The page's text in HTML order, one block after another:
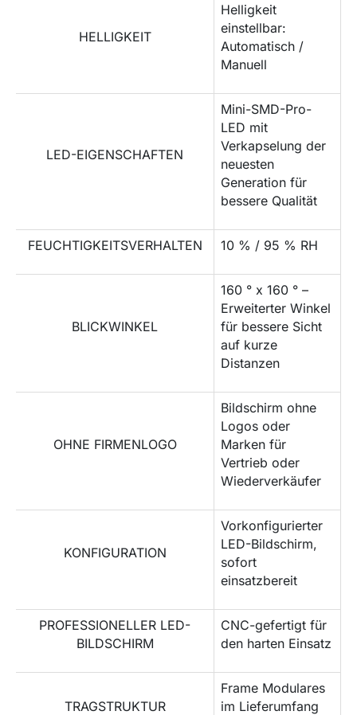
HELLIGKEIT
Helligkeit
einstellbar:
Automatisch /
Manuell
LED-EIGENSCHAFTEN
Mini-SMD-Pro-
LED mit
Verkapselung der
neuesten
Generation für
bessere Qualität
FEUCHTIGKEITSVERHALTEN 10 % / 95 % RH
BLICKWINKEL
160 ° x 160 ° –
Erweiterter Winkel
für bessere Sicht
auf kurze
Distanzen
OHNE FIRMENLOGO
Bildschirm ohne
Logos oder
Marken für
Vertrieb oder
Wiederverkäufer
KONFIGURATION
Vorkonfigurierter
LED-Bildschirm,
sofort
einsatzbereit
PROFESSIONELLER LED-
BILDSCHIRM
CNC-gefertigt für
den harten Einsatz
TRAGSTRUKTUR
Frame Modulares
im Lieferumfang